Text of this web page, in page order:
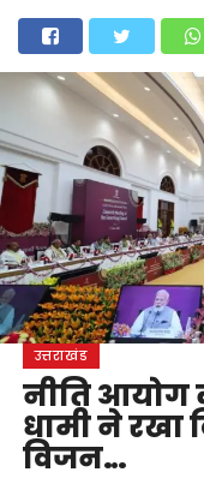
उत्तराखंड अल्मोड़ा उत्तरकाशी
नैनीतालपिथौरागढ़
उत्तराखंड
नीति आयोग
धामी ने रखा
विजन…